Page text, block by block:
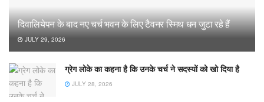
दिवालियेपन के बाद नए चर्च भवन के लिए टैवनर स्मिथ धन जुटा रहे हैं
JULY 29, 2026
ग्रेग लोके का कहना है कि उनके चर्च ने सदस्यों को खो दिया है
JULY 28, 2026